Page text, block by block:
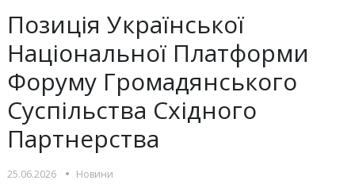
Позиція Української
Національної Платформи
Форуму Громадянського
Суспільства Східного
Партнерства
25.06.2026 • Новини